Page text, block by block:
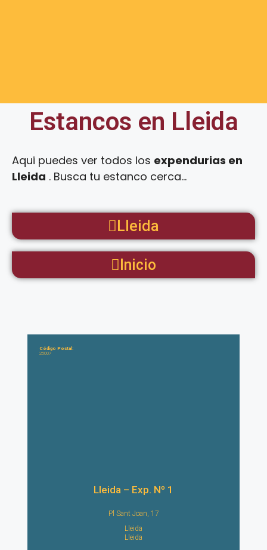
Estancos en Lleida
Aqui puedes ver todos los expendurias en
Lleida . Busca tu estanco cerca…
Lleida
Inicio
Código Postal:
25007
Lleida – Exp. Nº 1
Pl Sant Joan, 17
Lleida
Lleida